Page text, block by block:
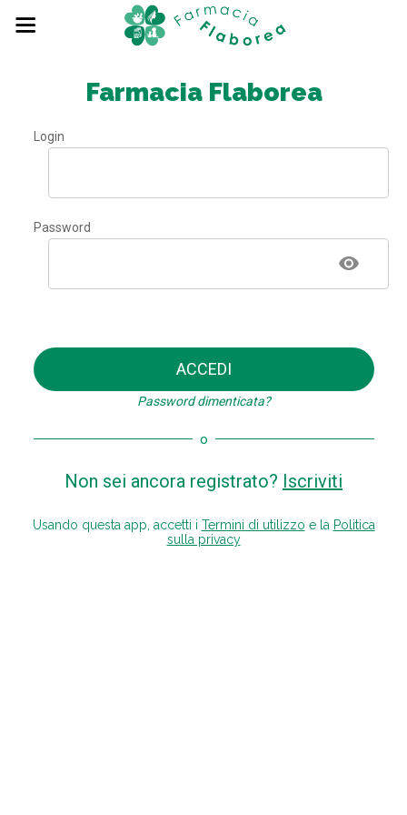
Farmacia Flaborea
Login
Password
ACCEDI
Password dimenticata?
o
Non sei ancora registrato? Iscriviti
Usando questa app, accetti i Termini di utilizzo e la Politica
sulla privacy